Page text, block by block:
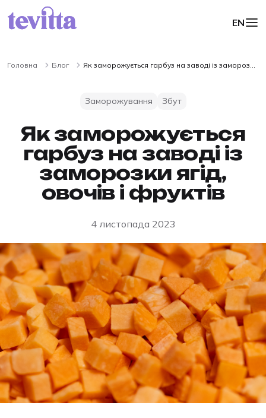
EN
Головна Блог
Як заморожується гарбуз на заводі із заморозки
Заморожування Збут
Як заморожується
гарбуз на заводі із
заморозки ягід,
овочів і фруктів
4 листопада 2023